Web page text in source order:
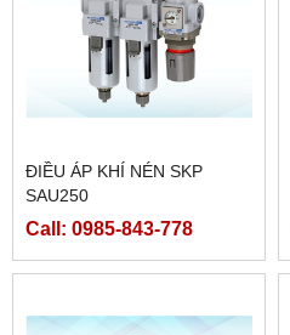
ĐIỀU ÁP KHÍ NÉN SKP
SAU250
Call: 0985-843-778